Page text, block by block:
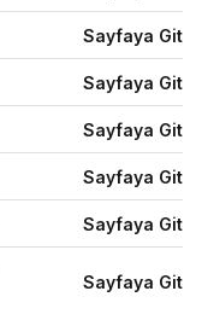
Sayfaya Git
Sayfaya Git
Sayfaya Git
Sayfaya Git
Sayfaya Git
Sayfaya Git